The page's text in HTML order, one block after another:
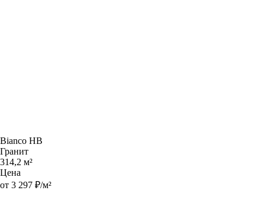
Bianco HB
Гранит
314,2 м²
Цена
от 3 297 ₽/м²